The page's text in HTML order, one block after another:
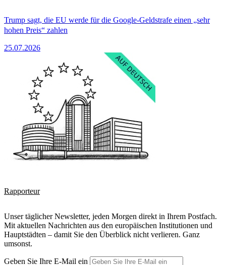
Trump sagt, die EU werde für die Google-Geldstrafe einen „sehr
hohen Preis“ zahlen
25.07.2026
Rapporteur
Unser täglicher Newsletter, jeden Morgen direkt in Ihrem Postfach.
Mit aktuellen Nachrichten aus den europäischen Institutionen und
Hauptstädten – damit Sie den Überblick nicht verlieren. Ganz
umsonst.
Geben Sie Ihre E-Mail ein